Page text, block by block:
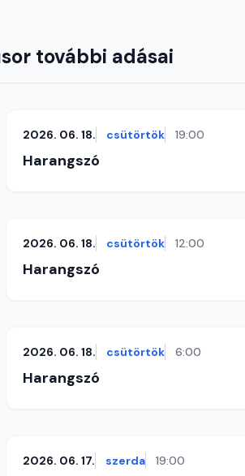
további adásai
2026. 06. 18. csütörtök 19:00
Harangszó
2026. 06. 18. csütörtök 12:00
Harangszó
2026. 06. 18. csütörtök 6:00
Harangszó
2026. 06. 17. szerda 19:00